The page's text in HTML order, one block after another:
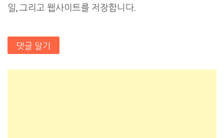
일, 그리고 웹사이트를 저장합니다.